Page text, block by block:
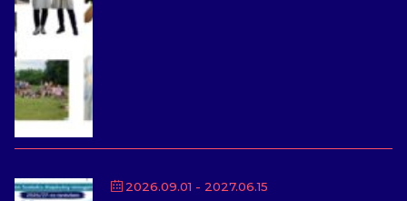
2026.09.01 - 2027.06.15